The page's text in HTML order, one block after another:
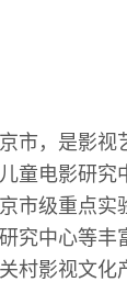
市，是影视
童电影研究
市级重点实
究中心等丰
村影视文化